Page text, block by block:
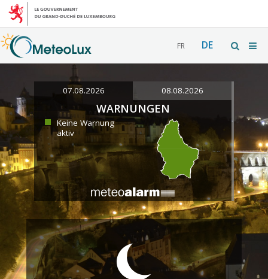
FR DE
07.08.2026 08.08.2026
WARNUNGEN
Keine Warnung
aktiv